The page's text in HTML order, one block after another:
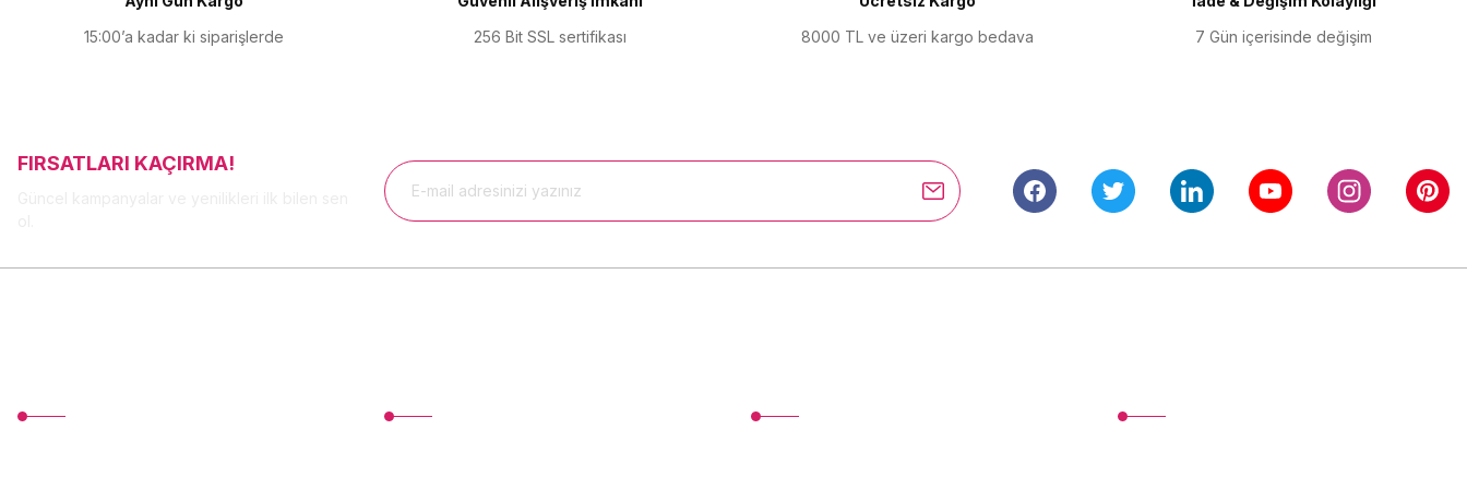
Bu ürüne benzer farklı alternatifler olmalı.
Gönder
15:00’a kadar ki siparişlerde
256 Bit SSL sertifikası
8000 TL ve üzeri kargo bedava
7 Gün içerisinde değişim
FIRSATLARI KAÇIRMA!